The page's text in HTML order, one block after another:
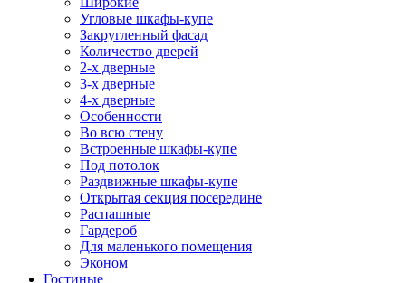
Угловые шкафы-купе
Закругленный фасад
Количество дверей
2-х дверные
3-х дверные
4-х дверные
Особенности
Во всю стену
Встроенные шкафы-купе
Под потолок
Раздвижные шкафы-купе
Открытая секция посередине
Распашные
Гардероб
Для маленького помещения
Эконом
Гостиные